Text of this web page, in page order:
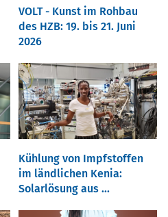
VOLT - Kunst im Rohbau
des HZB: 19. bis 21. Juni
2026
Kühlung von Impfstoffen
im ländlichen Kenia:
Solarlösung aus ...